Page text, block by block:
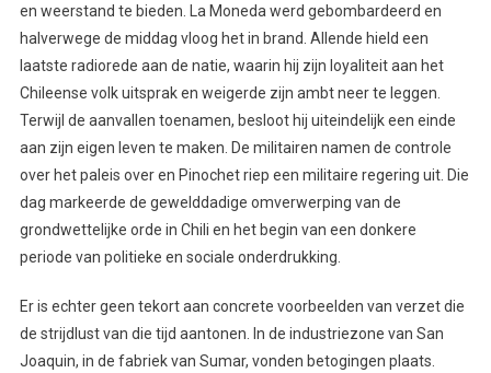
en weerstand te bieden. La Moneda werd gebombardeerd en
halverwege de middag vloog het in brand. Allende hield een
laatste radiorede aan de natie, waarin hij zijn loyaliteit aan het
Chileense volk uitsprak en weigerde zijn ambt neer te leggen.
Terwijl de aanvallen toenamen, besloot hij uiteindelijk een einde
aan zijn eigen leven te maken. De militairen namen de controle
over het paleis over en Pinochet riep een militaire regering uit. Die
dag markeerde de gewelddadige omverwerping van de
grondwettelijke orde in Chili en het begin van een donkere
periode van politieke en sociale onderdrukking.
Er is echter geen tekort aan concrete voorbeelden van verzet die
de strijdlust van die tijd aantonen. In de industriezone van San
Joaquin, in de fabriek van Sumar, vonden betogingen plaats.